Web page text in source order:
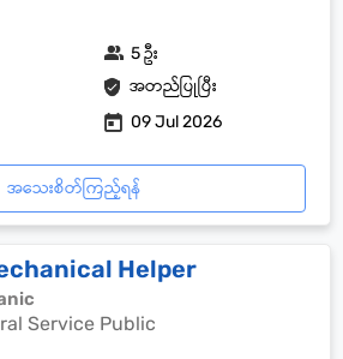
အတည်ပြုပြီး
5 ဦး
09 Jul 2026
အသေးစိတ်ကြည့်ရန်
Helper
Service Public